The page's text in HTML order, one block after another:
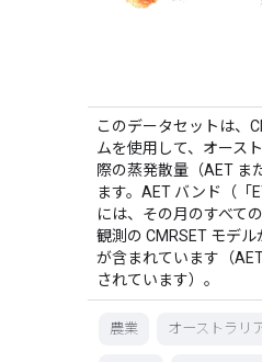
このデータセットは、
ムを使用して、オース
際の蒸発散量（AET ま
ます。AET バンド（「
には、その月のすべて
観測の CMRSET モデ
が含まれています（
されています）。
農業 オーストラリ